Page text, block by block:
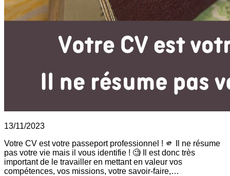
13/11/2023
Votre CV est votre passeport professionnel ! 🫵 Il ne résume
pas votre vie mais il vous identifie ! 🧐 Il est donc très
important de le travailler en mettant en valeur vos
compétences, vos missions, votre savoir-faire,…